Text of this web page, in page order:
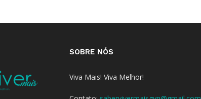
SOBRE NÓS
Viva Mais! Viva Melhor!